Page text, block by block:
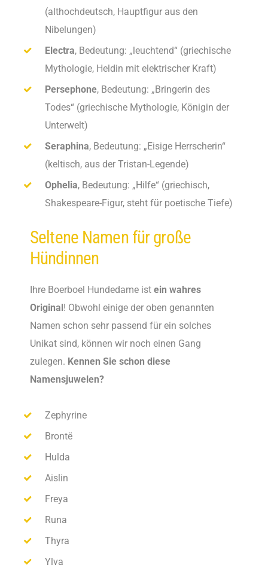
(althochdeutsch, Hauptfigur aus den
Nibelungen)
Electra, Bedeutung: „leuchtend“ (griechische
Mythologie, Heldin mit elektrischer Kraft)
Persephone, Bedeutung: „Bringerin des
Todes“ (griechische Mythologie, Königin der
Unterwelt)
Seraphina, Bedeutung: „Eisige Herrscherin“
(keltisch, aus der Tristan-Legende)
Ophelia, Bedeutung: „Hilfe“ (griechisch,
Shakespeare-Figur, steht für poetische Tiefe)
Seltene Namen für große
Hündinnen
Ihre Boerboel Hundedame ist ein wahres
Original! Obwohl einige der oben genannten
Namen schon sehr passend für ein solches
Unikat sind, können wir noch einen Gang
zulegen. Kennen Sie schon diese
Namensjuwelen?
Zephyrine
Brontë
Hulda
Aislin
Freya
Runa
Thyra
Ylva